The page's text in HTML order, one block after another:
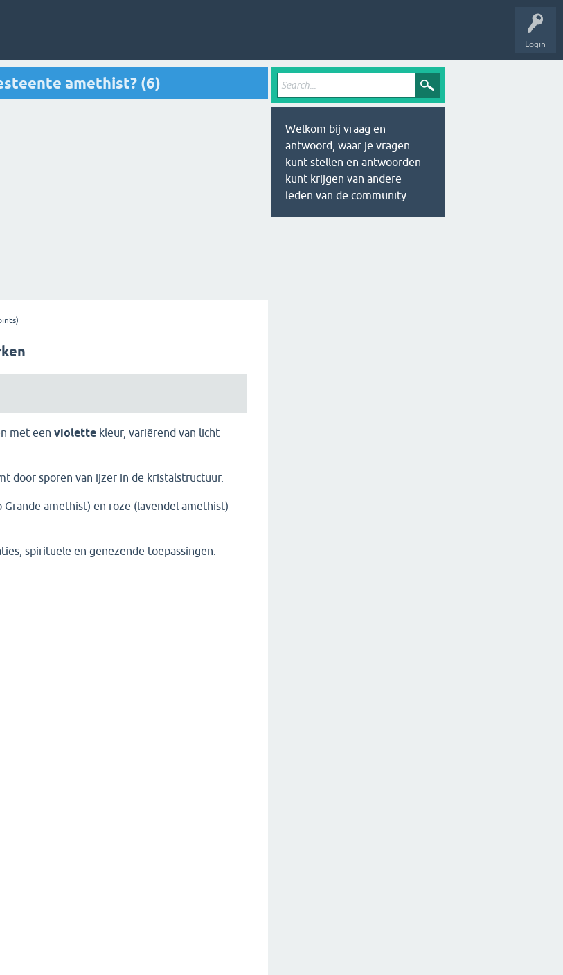
Login
amethist? (6)
met een violette kleur, variërend van licht
door sporen van ijzer in de kristalstructuur.
Grande amethist) en roze (lavendel amethist)
spirituele en genezende toepassingen.
Welkom bij vraag en
antwoord, waar je vragen
kunt stellen en antwoorden
kunt krijgen van andere
leden van de community.